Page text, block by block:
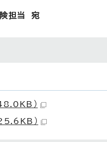
担当 宛
）
）